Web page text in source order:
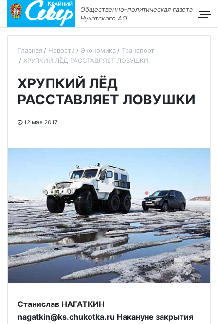
Общественно–политическая газета
Чукотского АО
Главная Новости Экономика
Транспорт
ХРУПКИЙ ЛЁД РАССТАВЛЯЕТ ЛОВУШКИ
ХРУПКИЙ ЛЁД
РАССТАВЛЯЕТ ЛОВУШКИ
12 мая 2017
Станислав НАГАТКИН
nagatkin@ks.chukotka.ru Накануне закрытия